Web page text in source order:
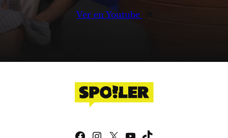
Ver en Youtube
Facebook
Instagram
X YouTube